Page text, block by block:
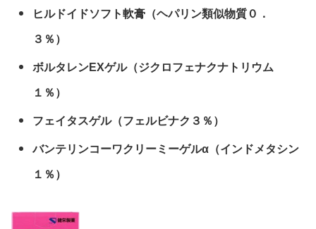
ヒルドイドソフト軟膏（ヘパリン類似物質０．
３％）
ボルタレンEXゲル（ジクロフェナクナトリウム
１％）
フェイタスゲル（フェルビナク３％）
バンテリンコーワクリーミーゲルα（インドメタシン
１％）